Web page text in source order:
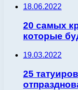
18.06.2022
20 самых
которые
19.03.2022
25